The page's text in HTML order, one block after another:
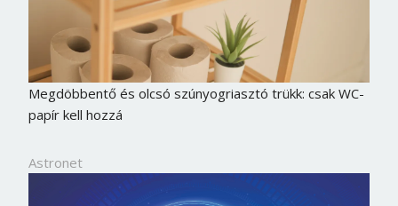
Megdöbbentő és olcsó szúnyogriasztó trükk: csak WC-
papír kell hozzá
Astronet